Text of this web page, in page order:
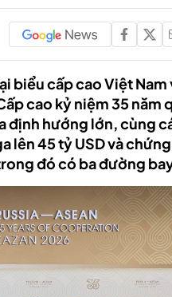
biểu cấp cao Việt Nam
cao kỷ niệm 35 năm
định hướng lớn, cùng
lên 45 tỷ USD và
đó có ba đường